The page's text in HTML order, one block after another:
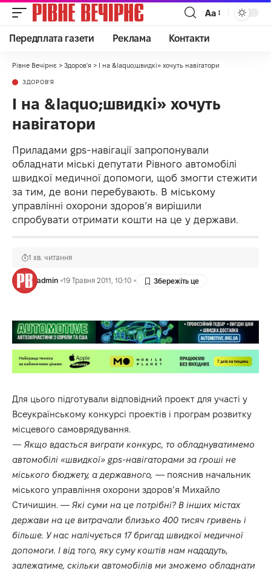
Аа
Передплата газети Реклама Контакти
Рівне Вечірнє > Здоров'я > І на &laquo;швидкі» хочуть навігатори
ЗДОРОВ'Я
І на &laquo;швидкі» хочуть
навігатори
Приладами gps-навігації запропонували
обладнати міські депутати Рівного автомобілі
швидкої медичної допомоги, щоб змогти стежити
за тим, де вони перебувають. В міському
управлінні охорони здоров’я вирішили
спробувати отримати кошти на це у держави.
admin 19 Травня 2011, 10:10
1 хв. читання
Для цього підготували відповідний проект для участі у
Всеукраїнському конкурсі проектів і програм розвитку
місцевого самоврядування.
— Якщо вдасться виграти конкурс, то обладнуватимемо
автомобілі «швидкої» gps-навігаторами за гроші не
міського бюджету, а державного, — пояснив начальник
міського управління охорони здоров’я Михайло
Стичишин. — Які суми на це потрібні? В інших містах
держави на це витрачали близько 400 тисяч гривень і
більше. У нас налічується 17 бригад швидкої медичної
допомоги. І від того, яку суму коштів нам нададуть,
залежатиме, скільки автомобілів ми зможемо обладнати